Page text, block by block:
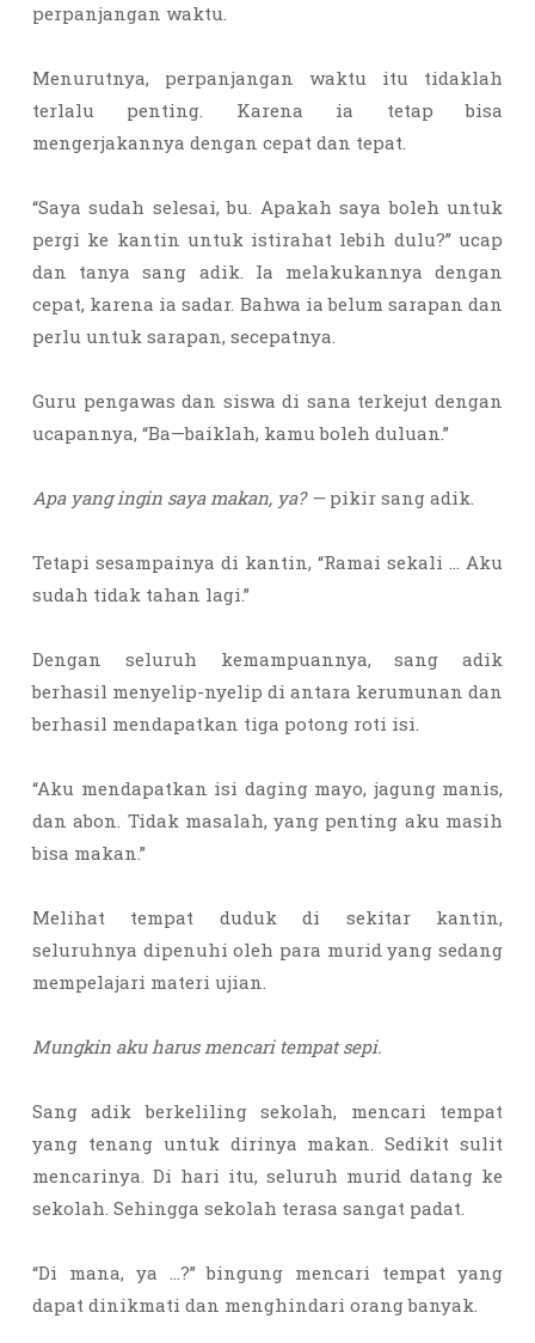
perpanjangan waktu.
Menurutnya, perpanjangan waktu itu tidaklah
terlalu penting. Karena ia tetap bisa
mengerjakannya dengan cepat dan tepat.
“Saya sudah selesai, bu. Apakah saya boleh untuk
pergi ke kantin untuk istirahat lebih dulu?” ucap
dan tanya sang adik. Ia melakukannya dengan
cepat, karena ia sadar. Bahwa ia belum sarapan dan
perlu untuk sarapan, secepatnya.
Guru pengawas dan siswa di sana terkejut dengan
ucapannya, “Ba—baiklah, kamu boleh duluan.”
Apa yang ingin saya makan, ya? —pikir sang adik.
Tetapi sesampainya di kantin, “Ramai sekali … Aku
sudah tidak tahan lagi.”
Dengan seluruh kemampuannya, sang adik
berhasil menyelip-nyelip di antara kerumunan dan
berhasil mendapatkan tiga potong roti isi.
“Aku mendapatkan isi daging mayo, jagung manis,
dan abon. Tidak masalah, yang penting aku masih
bisa makan.”
Melihat tempat duduk di sekitar kantin,
seluruhnya dipenuhi oleh para murid yang sedang
mempelajari materi ujian.
Mungkin aku harus mencari tempat sepi.
Sang adik berkeliling sekolah, mencari tempat
yang tenang untuk dirinya makan. Sedikit sulit
mencarinya. Di hari itu, seluruh murid datang ke
sekolah. Sehingga sekolah terasa sangat padat.
“Di mana, ya …?” bingung mencari tempat yang
dapat dinikmati dan menghindari orang banyak.